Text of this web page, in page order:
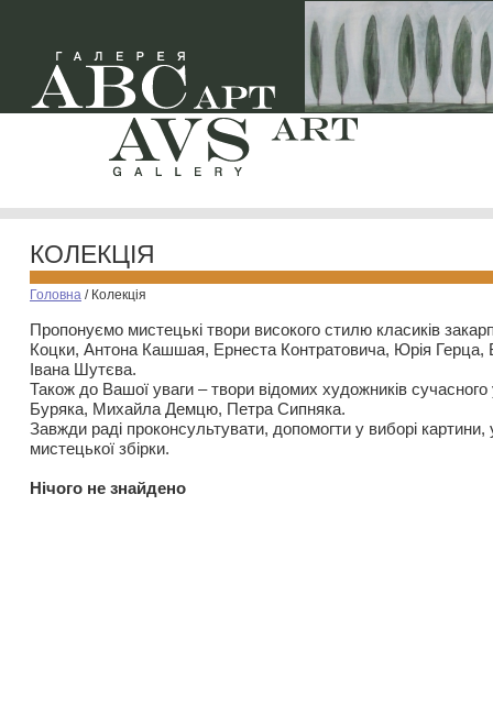
КОЛЕКЦІЯ
Головна / Колекція
Пропонуємо мистецькі твори високого стилю класиків
Коцки, Антона Кашшая, Ернеста Контратовича, Юрія
Івана Шутєва.
Також до Вашої уваги – твори відомих художників
Буряка, Михайла Демцю, Петра Сипняка.
Завжди раді проконсультувати, допомогти у виборі картини,
мистецької збірки.
Нiчого не знайдено